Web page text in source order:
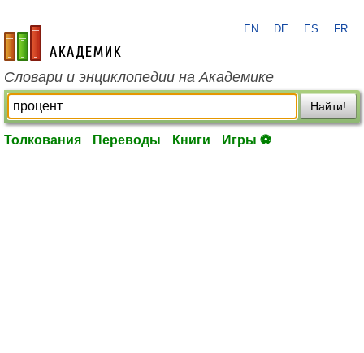
academic.ru
EN DE ES FR
Словари и энциклопедии на Академике
Найти!
Толкования Переводы Книги Игры ⚽